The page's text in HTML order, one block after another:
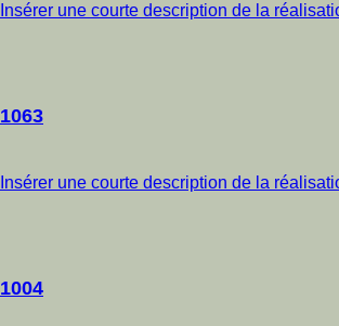
Insérer une courte description de la
1063
Insérer une courte description de la
1004